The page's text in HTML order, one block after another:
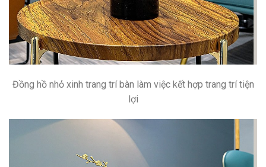
Đồng hồ nhỏ xinh trang trí bàn làm việc kết hợp trang trí tiện
lợi